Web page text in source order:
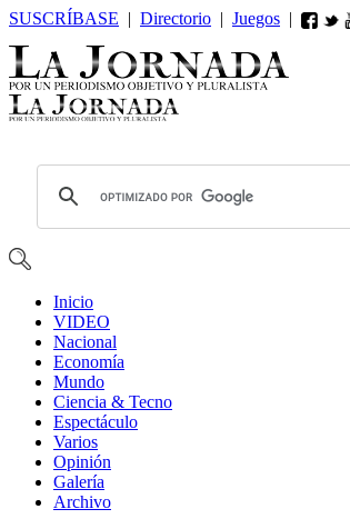
SUSCRÍBASE | Directorio | Juegos |
Inicio
VIDEO
Nacional
Economía
Mundo
Ciencia & Tecno
Espectáculo
Varios
Opinión
Galería
Archivo